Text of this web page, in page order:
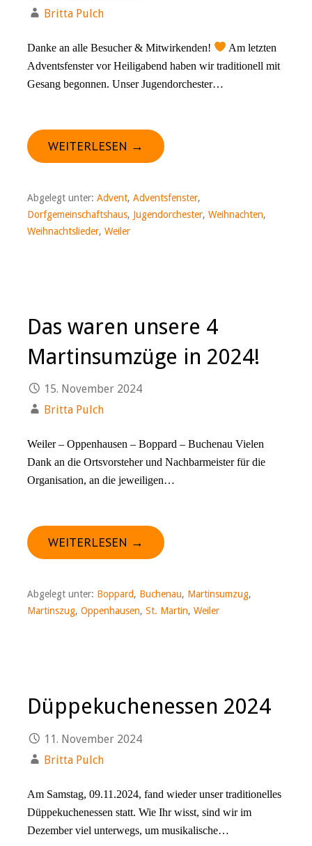
Britta Pulch
Danke an alle Besucher & Mitwirkenden!
Am letzten
Adventsfenster vor Heiligabend haben wir traditionell mit
Gesang begonnen. Unser Jugendorchester…
WEITERLESEN →
Abgelegt unter: Advent, Adventsfenster,
Dorfgemeinschaftshaus, Jugendorchester, Weihnachten,
Weihnachtslieder, Weiler
Das waren unsere 4
Martinsumzüge in 2024!
15. November 2024
Britta Pulch
Weiler – Oppenhausen – Boppard – Buchenau Vielen
Dank an die Ortsvorsteher und Nachbarmeister für die
Organisation, an die jeweiligen…
WEITERLESEN →
Abgelegt unter: Boppard, Buchenau, Martinsumzug,
Martinszug, Oppenhausen, St. Martin, Weiler
Düppekuchenessen 2024
11. November 2024
Britta Pulch
Am Samstag, 09.11.2024, fand wieder unser traditionelles
Düppekuchenessen statt. Wie Ihr wisst, sind wir im
Dezember viel unterwegs, um musikalische…